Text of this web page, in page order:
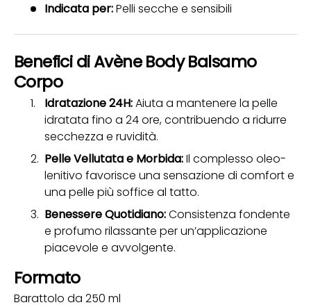
Indicata per:Pelli secche e sensibili
Benefici di Avène Body Balsamo
Corpo
Idratazione 24H:Aiuta a mantenere la pelle
idratata fino a 24 ore, contribuendo a ridurre
secchezza e ruvidità.
Pelle Vellutata e Morbida:Il complesso oleo-
lenitivo favorisce una sensazione di comfort e
una pelle più soffice al tatto.
Benessere Quotidiano:Consistenza fondente
e profumo rilassante per un’applicazione
piacevole e avvolgente.
Formato
Barattolo da 250 ml